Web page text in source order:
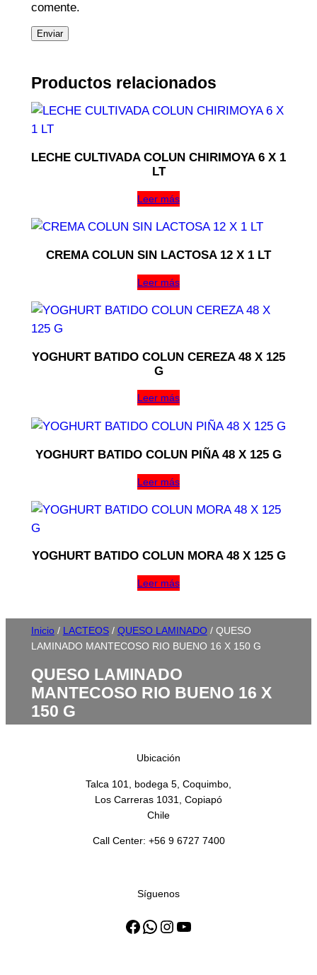
comente.
Productos relacionados
LECHE CULTIVADA COLUN CHIRIMOYA 6 X 1
LT
Leer más
CREMA COLUN SIN LACTOSA 12 X 1 LT
Leer más
YOGHURT BATIDO COLUN CEREZA 48 X 125
G
Leer más
YOGHURT BATIDO COLUN PIÑA 48 X 125 G
Leer más
YOGHURT BATIDO COLUN MORA 48 X 125 G
Leer más
Inicio / LACTEOS/ QUESO LAMINADO / QUESO
LAMINADO MANTECOSO RIO BUENO 16 X 150 G
QUESO LAMINADO
MANTECOSO RIO BUENO 16 X
150 G
Ubicación
Talca 101, bodega 5, Coquimbo,
Los Carreras 1031, Copiapó
Chile
Call Center: +56 9 6727 7400
Síguenos
Facebook WhatsApp Instagram YouTube